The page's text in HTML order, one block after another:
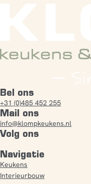
Bel ons
+31 (0)485 452 255
Mail ons
info@klompkeukens.nl
Volg ons
Navigatie
Keukens
Interieurbouw